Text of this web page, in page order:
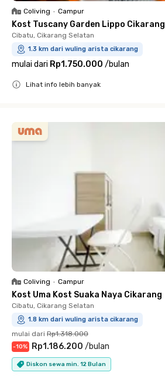
Coliving • Campur
Kost Tuscany Garden Lippo Cikarang
Cibatu, Cikarang Selatan
1.3 km dari wuling arista cikarang
mulai dari Rp1.750.000 /bulan
Lihat info lebih banyak
Coliving • Campur
Kost Uma Kost Suaka Naya Cikarang
Cibatu, Cikarang Selatan
1.8 km dari wuling arista cikarang
mulai dari Rp1.318.000
-10% Rp1.186.200 /bulan
Diskon sewa min. 12 Bulan